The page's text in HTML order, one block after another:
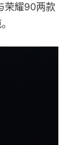
荣耀90两款